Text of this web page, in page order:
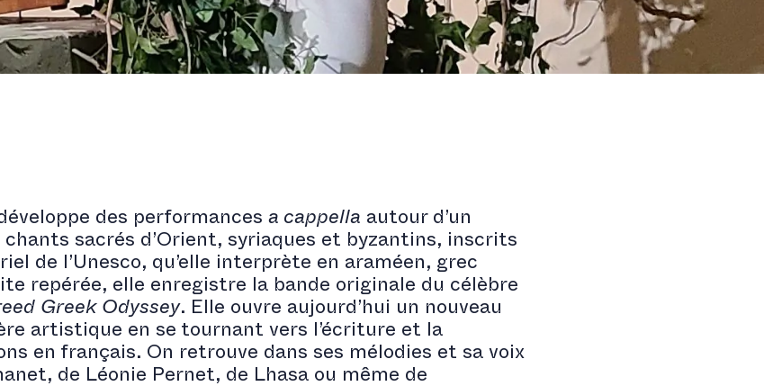
des performancesa cappella autour d’un
sacrés d’Orient, syriaques et byzantins, inscrits
de l’Unesco, qu’elle interprète en araméen, grec
repérée, elle enregistre la bande originale du célèbre
Greek Odyssey . Elle ouvre aujourd’hui un nouveau
artistique en se tournant vers l’écriture et la
en français. On retrouve dans ses mélodies et sa voix
de Léonie Pernet, de Lhasa ou même de